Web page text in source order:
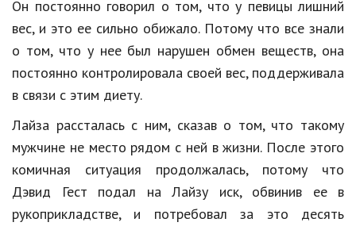
Наука и технологии
Он постоянно говорил о том, что у певицы лишний
вес, и это ее сильно обижало. Потому что все знали
о том, что у нее был нарушен обмен веществ, она
постоянно контролировала своей вес, поддерживала
в связи с этим диету.
Лайза рассталась с ним, сказав о том, что такому
мужчине не место рядом с ней в жизни. После этого
комичная ситуация продолжалась, потому что
Дэвид Гест подал на Лайзу иск, обвинив ее в
рукоприкладстве, и потребовал за это десять